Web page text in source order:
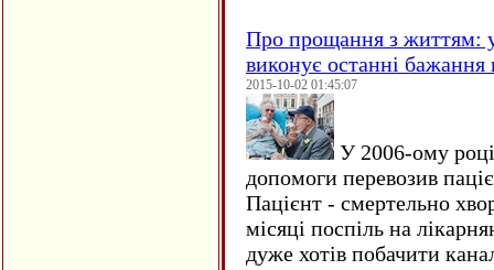
Про прощання з життям:
виконує останні
2015-10-02 01:45:07
У 2006-ому
допомоги перевозив
Пацієнт - смертельно
місяці поспіль на
дуже хотів побачити